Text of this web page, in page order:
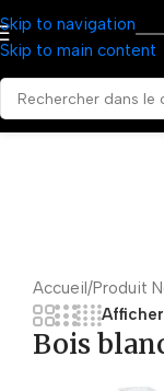
Skip to navigation
Skip to main content
Accueil Produit
Afficher
Bois